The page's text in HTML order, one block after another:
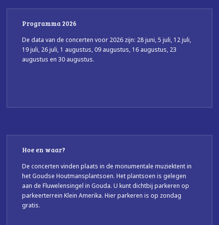
Programma 2026
De data van de concerten voor 2026 zijn: 28 juni, 5 juli, 12 juli,
19 juli, 26 juli, 1 augustus, 09 augustus, 16 augustus, 23
augustus en 30 augustus.
Hoe en waar?
De concerten vinden plaats in de monumentale muziektent in
het Goudse Houtmansplantsoen. Het plantsoen is gelegen
aan de Fluwelensingel in Gouda. U kunt dichtbij parkeren op
parkeerterrein Klein Amerika. Hier parkeren is op zondag
gratis.